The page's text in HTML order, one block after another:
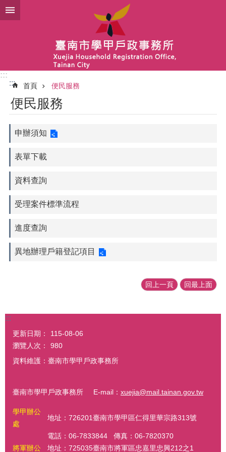
跳到主要內容區塊
:::
:::
首頁 便民服務
便民服務
申辦須知
表單下載
資料查詢
受理案件標準流程
進度查詢
異地辦理戶籍登記項目
回上一頁 回最上面
:::
更新日期：
115-08-06
瀏覽人次：
980
資料維護：臺南市學甲戶政事務所
臺南市學甲戶政事務所 E-mail： xuejia@mail.tainan.gov.tw
學甲辦公
處
地址：726201臺南市學甲區仁得里華宗路313號
電話：06-7833844 傳真：06-7820370
將軍辦公
地址：725035臺南市將軍區忠嘉里忠興212之1